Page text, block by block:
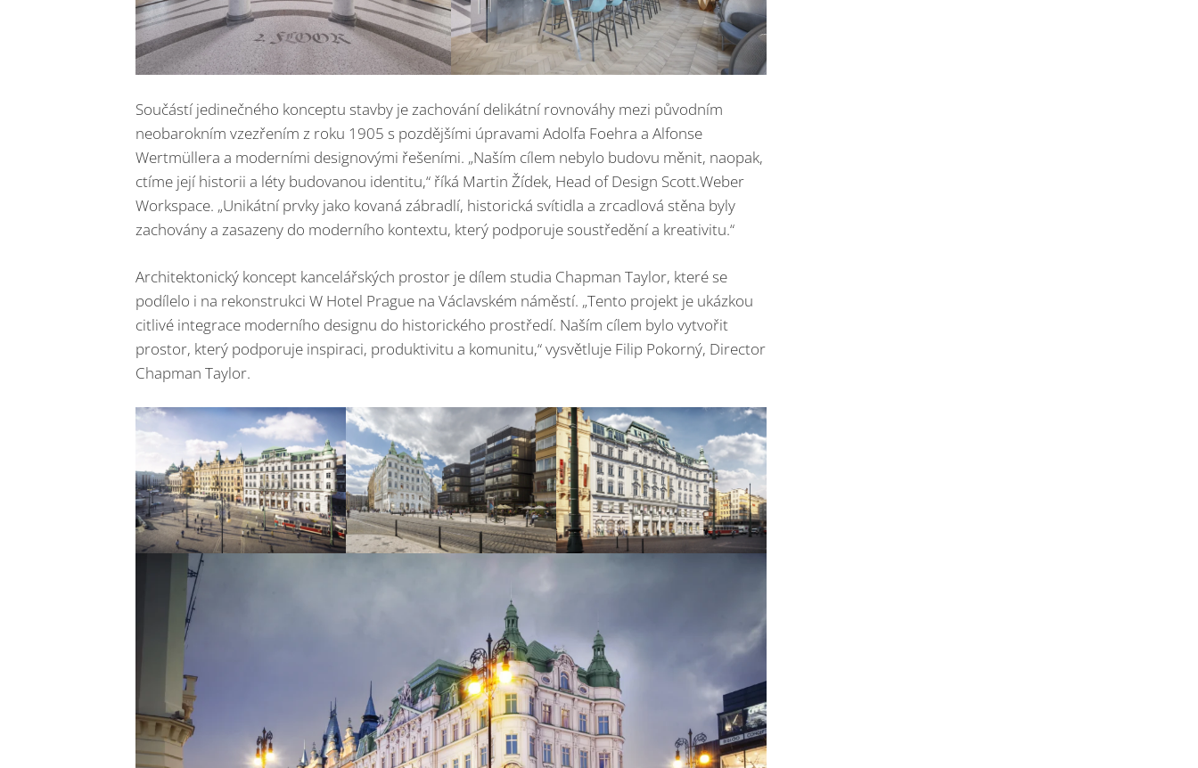
Součástí jedinečného konceptu stavby je zachování delikátní rovnováhy mezi původním
neobarokním vzezřením z roku 1905 s pozdějšími úpravami Adolfa Foehra a Alfonse
Wertmüllera a moderními designovými řešeními. „Naším cílem nebylo budovu měnit, naopak,
ctíme její historii a léty budovanou identitu,“ říká Martin Žídek, Head of Design Scott.Weber
Workspace. „Unikátní prvky jako kovaná zábradlí, historická svítidla a zrcadlová stěna byly
zachovány a zasazeny do moderního kontextu, který podporuje soustředění a kreativitu.“
Architektonický koncept kancelářských prostor je dílem studia Chapman Taylor, které se
podílelo i na rekonstrukci W Hotel Prague na Václavském náměstí. „Tento projekt je ukázkou
citlivé integrace moderního designu do historického prostředí. Naším cílem bylo vytvořit
prostor, který podporuje inspiraci, produktivitu a komunitu,“ vysvětluje Filip Pokorný, Director
Chapman Taylor.